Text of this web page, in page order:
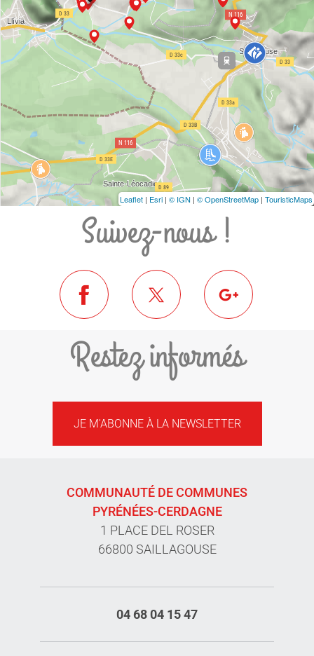
Leaflet | Esri | © IGN | © OpenStreetMap | TouristicMaps
Suivez-nous !
Restez informés
JE M'ABONNE À LA NEWSLETTER
COMMUNAUTÉ DE COMMUNES
PYRÉNÉES-CERDAGNE
1 PLACE DEL ROSER
66800 SAILLAGOUSE
04 68 04 15 47